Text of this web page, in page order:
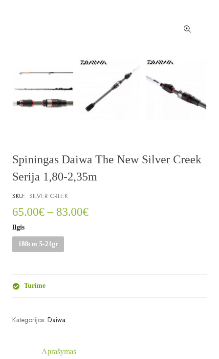
Spiningas Daiwa The New Silver Creek
Serija 1,80-2,35m
SKU: SILVER CREEK
65.00€– 83.00€
Ilgis
180cm 5-21gr
Turime
Kategorijos: Daiwa
Aprašymas